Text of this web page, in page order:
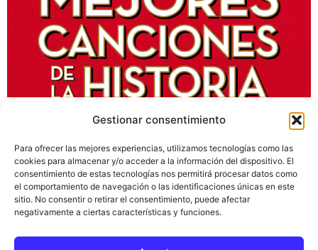
Gestionar consentimiento
Para ofrecer las mejores experiencias, utilizamos tecnologías como las
cookies para almacenar y/o acceder a la información del dispositivo. El
consentimiento de estas tecnologías nos permitirá procesar datos como
el comportamiento de navegación o las identificaciones únicas en este
sitio. No consentir o retirar el consentimiento, puede afectar
negativamente a ciertas características y funciones.
ocasión os traemos una completa lista sobre las
mejores canciones de la historia según la revista Rolling
Stone. Podremos ver grandes éxitos de The Who, Led
Zeppelin, Nirvana y otros grupos referentes en la
historia. Lista de las 500 mejores canciones de la
historia: 01.Like A […]